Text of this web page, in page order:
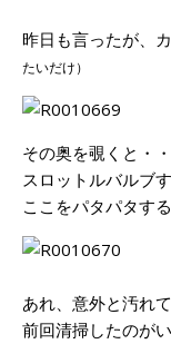
昨日も言ったが、
たいだけ）
その奥を覗くと・・
スロットルバルブす
ここをパタパタす
あれ、意外と汚れて
前回清掃したのが